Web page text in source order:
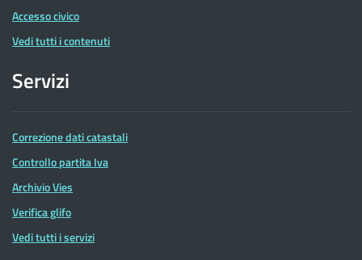
Accesso civico
Vedi tutti i contenuti
Servizi
Correzione dati catastali
Controllo partita Iva
Archivio Vies
Verifica glifo
Vedi tutti i servizi